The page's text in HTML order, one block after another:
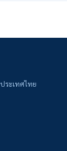
ระเทศไทย